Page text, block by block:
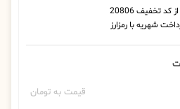
قیمت به تومان